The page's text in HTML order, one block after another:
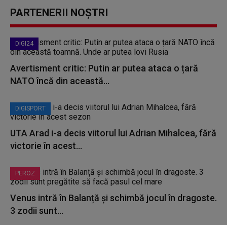
PARTENERII NOȘTRI
DIGI24
Avertisment critic: Putin ar putea ataca o țară
NATO încă din această...
DIGISPORT
UTA Arad i-a decis viitorul lui Adrian Mihalcea, fără
victorie în acest...
PEROZ
Venus intră în Balanță și schimbă jocul în dragoste.
3 zodii sunt...